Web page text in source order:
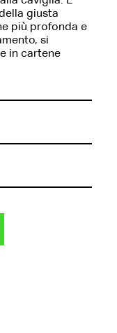
giusta
più profonda e
si
in cartene